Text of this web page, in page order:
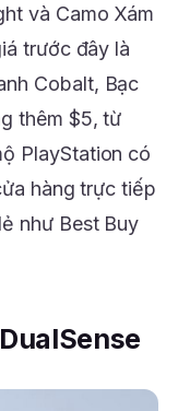
và Camo Xám
trước đây là
Cobalt, Bạc
thêm $5, từ
PlayStation có
hàng trực tiếp
như Best Buy